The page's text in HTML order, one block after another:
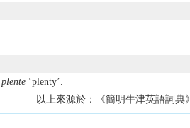
plente‘plenty’.
以上來源於：《簡明牛津英語詞典》